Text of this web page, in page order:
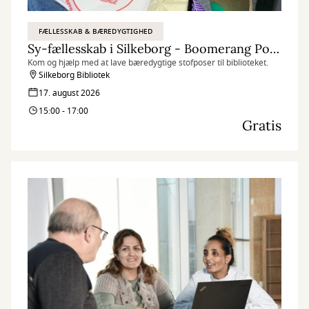
FÆLLESSKAB & BÆREDYGTIGHED
Sy-fællesskab i Silkeborg - Boomerang Poser
Kom og hjælp med at lave bæredygtige stofposer til biblioteket.
Silkeborg Bibliotek
17. august 2026
15:00 - 17:00
Gratis